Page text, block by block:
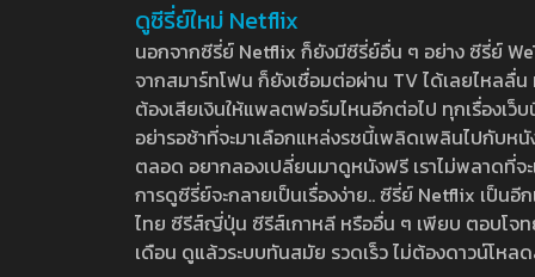
ดูซีรี่ย์ใหม่ Netflix
นอกจากซีรี่ย์ Netflix ก็ยังมีซีรี่ย์อื่น ๆ อย่าง ซีรี่ย์
จากสมาร์ทโฟน ก็ยังเชื่อมต่อผ่าน TV ได้เลยไหลลื่
ต้องเสียเงินให้แพลตฟอร์มไหนอีกต่อไป ทุกเรื่องเว็
อย่ารอช้าที่จะมาเลือกแหล่งรชนี้เพลิดเพลินไปกับห
ตลอด อยากลองเปลี่ยนมาดูหนังฟรี เราไม่พลาดที่
การดูซีรี่ย์จะกลายเป็นเรื่องง่าย.. ซีรี่ย์ Netflix เป็น
ไทย ซีรีส์ญี่ปุ่น ซีรีส์เกาหลี หรืออื่น ๆ เพียบ ตอบโจท
เดือน ดูแล้วระบบทันสมัย รวดเร็ว ไม่ต้องดาวน์โห